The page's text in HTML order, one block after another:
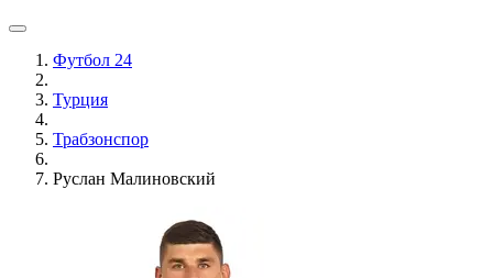
Футбол 24
Турция
Трабзонспор
Руслан Малиновский